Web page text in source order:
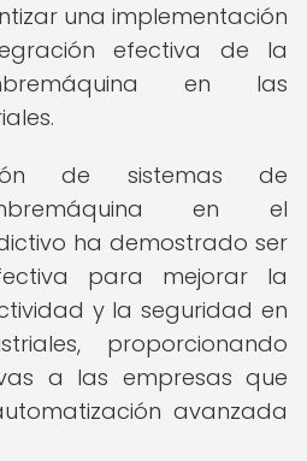
una implementación
efectiva de la
en las
de sistemas de
en el
ha demostrado ser
para mejorar la
y la seguridad en
proporcionando
a las empresas que
avanzada